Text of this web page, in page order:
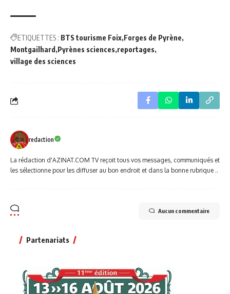
ETIQUETTES : BTS tourisme Foix Forges de Pyrène
Montgailhard Pyrènes sciences reportages
village des sciences
redaction
La rédaction d'AZINAT.COM TV reçoit tous vos messages, communiqués et
les sélectionne pour les diffuser au bon endroit et dans la bonne rubrique ..
Aucun commentaire
Partenariats